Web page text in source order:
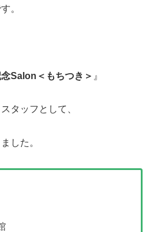
。
Salon＜もちつき＞ 』
タッフとして、
した。